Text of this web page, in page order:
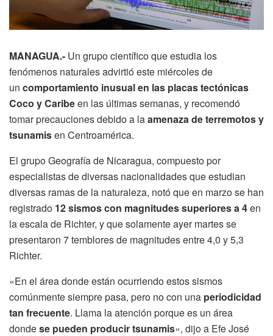
MANAGUA.- Un grupo científico que estudia los
fenómenos naturales advirtió este miércoles de
un comportamiento inusual en las placas tectónicas
Coco y Caribeen las últimas semanas, y recomendó
tomar precauciones debido a laamenaza de terremotos y
tsunamisen Centroamérica.
El grupo Geografía de Nicaragua, compuesto por
especialistas de diversas nacionalidades que estudian
diversas ramas de la naturaleza, notó que en marzo se han
registrado 12 sismos con magnitudes superiores a 4en
la escala de Richter, y que solamente ayer martes se
presentaron 7 temblores de magnitudes entre 4,0 y 5,3
Richter.
«En el área donde están ocurriendo estos sismos
comúnmente siempre pasa, pero no con una periodicidad
tan frecuente. Llama la atención porque es un área
dondese pueden producir tsunamis«, dijo a Efe José